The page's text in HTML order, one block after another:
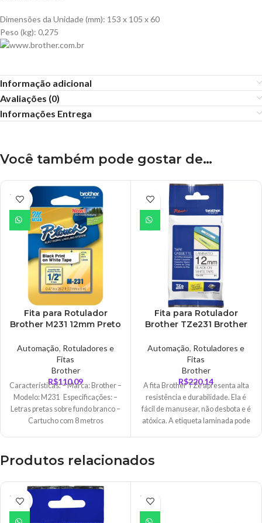
Dimensões da Unidade (mm): 153 x 105 x 60
Peso (kg): 0,275
Informação adicional
Avaliações (0)
Informações Entrega
Você também pode gostar de…
ESGO
TADO
Fita para Rotulador
Brother M231 12mm Preto
4715M231D
Automação, Rotuladores e
Fitas
Brother
R$110,09
Características: – Marca: Brother –
Modelo: M231 Especificações: –
Letras pretas sobre fundo branco –
Cartucho com 8 metros
Fita para Rotulador
Brother TZe231 Brother
Automação, Rotuladores e
Fitas
Brother
R$220,14
A fita Brother TZe apresenta alta
resistência e durabilidade. Ela é
fácil de manusear, não desbota e é
atóxica. A etiqueta laminada pode
Produtos relacionados
ESGO
TADO
ESGO
TADO